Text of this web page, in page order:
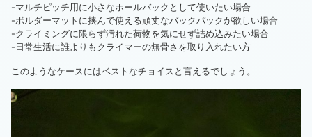
-マルチピッチ用に小さなホールバックとして使いたい場合
-ボルダーマットに挟んで使える頑丈なバックパックが欲しい場合
-クライミングに限らず汚れた荷物を気にせず詰め込みたい場合
-日常生活に誰よりもクライマーの無骨さを取り入れたい方
このようなケースにはベストなチョイスと言えるでしょう。